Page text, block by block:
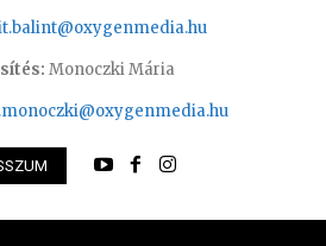
Monoczki Mária